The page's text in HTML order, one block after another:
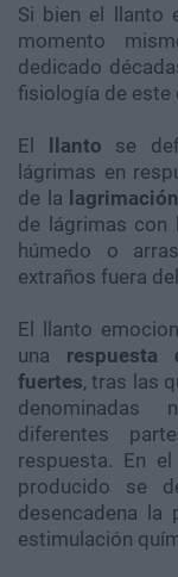
Si bien el llanto
momento
dedicado
fisiología de
El llanto se
lágrimas en
de la lagrimación
de lágrimas con
húmedo o
extraños fuera
El llanto
una
fuertes, tras las
denominadas
diferentes
respuesta. En
producido se
desencadena la
estimulación